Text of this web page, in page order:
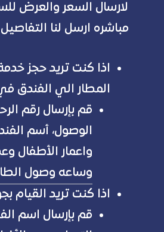
لارسال السعر والعرض
مباشره ارسل لنا التفاصيل
اذا كنت تريد حجز
المطار الي الفندق
قم بإرسال رقم
الوصول، أسم
واعمار الأطفال
وساعه وصول
اذا كنت تريد القيام
قم بإرسال اسم